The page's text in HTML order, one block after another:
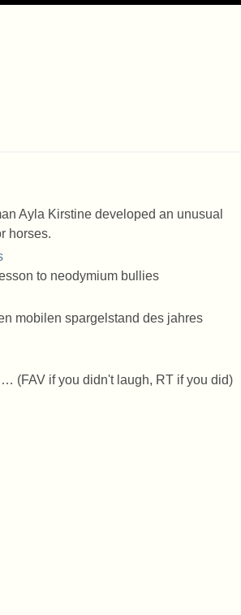
Ayla Kirstine developed an unusual
horses.
to neodymium bullies
mobilen spargelstand des jahres
(FAV if you didn't laugh, RT if you did)